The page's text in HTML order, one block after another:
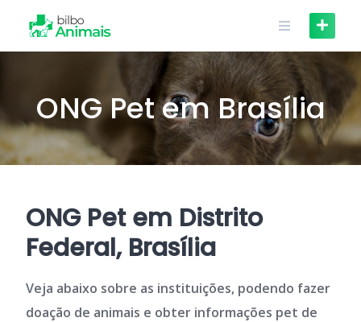
content
ONG Pet em Brasília
ONG Pet em Distrito
Federal, Brasília
Veja abaixo sobre as instituições, podendo fazer
doação de animais e obter informações pet de